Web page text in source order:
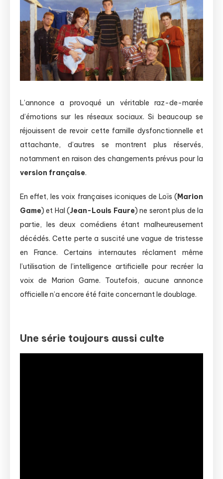
L’annonce a provoqué un véritable raz-de-marée
d’émotions sur les réseaux sociaux. Si beaucoup se
réjouissent de revoir cette famille dysfonctionnelle et
attachante, d’autres se montrent plus réservés,
notamment en raison des changements prévus pour la
version française.
En effet, les voix françaises iconiques de Loïs ( Marion
Game) et Hal (Jean-Louis Faure) ne seront plus de la
partie, les deux comédiens étant malheureusement
décédés. Cette perte a suscité une vague de tristesse
en France. Certains internautes réclament même
l’utilisation de l’intelligence artificielle pour recréer la
voix de Marion Game. Toutefois, aucune annonce
officielle n’a encore été faite concernant le doublage.
Une série toujours aussi culte